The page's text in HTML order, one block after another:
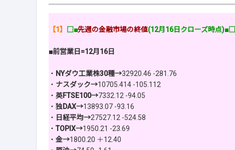
【1】 □■先週の金融市場の終値(12月16日クローズ時点)■□
■前営業日=12月16日
・ NYダウ工業株30種→32920.46 -281.76
・ ナスダック→10705.414 -105.112
・ 英FTSE100→7332.12 -94.05
・ 独DAX→13893.07 -93.16
・ 日経平均→27527.12 -524.58
・ TOPIX→1950.21 -23.69
・ 金→1800.20 ＋12.40